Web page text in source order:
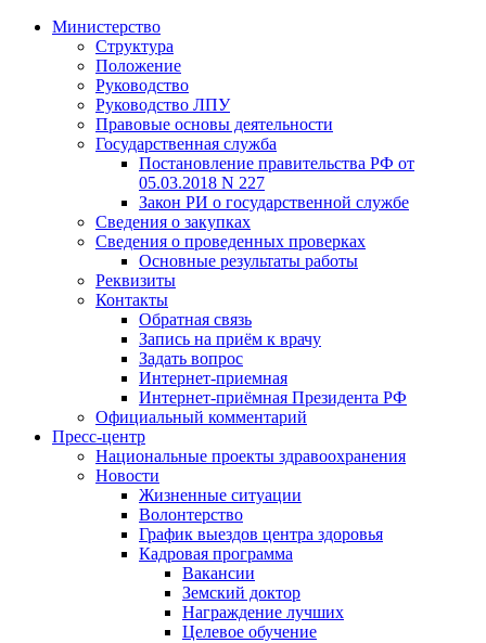
Министерство
Структура
Положение
Руководство
Руководство ЛПУ
Правовые основы деятельности
Государственная служба
Постановление правительства РФ от
05.03.2018 N 227
Закон РИ о государственной службе
Сведения о закупках
Сведения о проведенных проверках
Основные результаты работы
Реквизиты
Контакты
Обратная связь
Запись на приём к врачу
Задать вопрос
Интернет-приемная
Интернет-приёмная Президента РФ
Официальный комментарий
Пресс-центр
Национальные проекты здравоохранения
Новости
Жизненные ситуации
Волонтерство
График выездов центра здоровья
Кадровая программа
Вакансии
Земский доктор
Награждение лучших
Целевое обучение